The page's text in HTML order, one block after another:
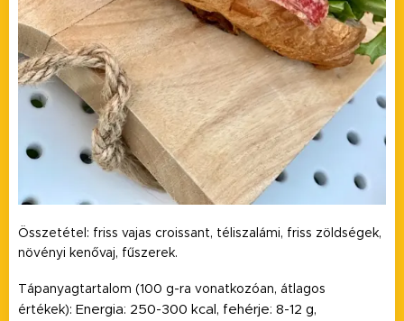
Összetétel: friss vajas croissant, téliszalámi, friss zöldségek,
növényi kenővaj, fűszerek.
Tápanyagtartalom (100 g-ra vonatkozóan, átlagos
értékek): Energia: 250-300 kcal, fehérje: 8-12 g,